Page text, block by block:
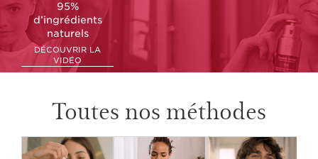
95%
d’ingrédients
naturels
DÉCOUVRIR LA
VIDÉO
Toutes nos méthodes